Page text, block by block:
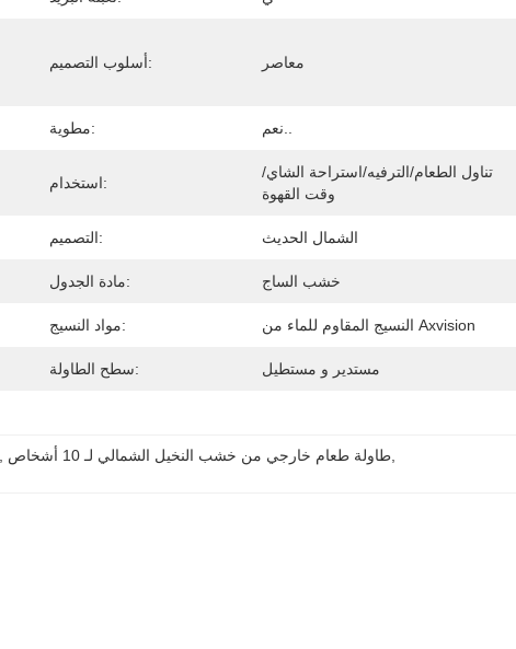
أسلوب التصميم: معاصر
مطوية:
استخدام:
تناول الطعام/الترفيه/استراحة الشاي/
وقت القهوة
التصميم: الشمال الحديث
مادة الجدول: خشب الساج
مواد النسيج: النسيج المقاوم للماء من Axvision
سطح الطاولة: مستدير و مستطيل
طاولة طعام خارجي من خشب النخيل الشمالي لـ 10 أشخاص,